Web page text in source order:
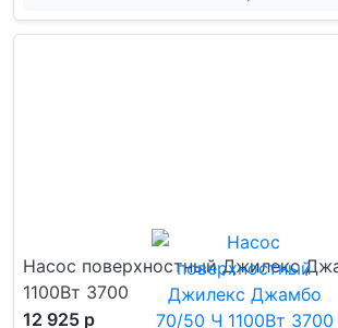
Насос поверхностный Джилекс
1100Вт 3700
12 925 р